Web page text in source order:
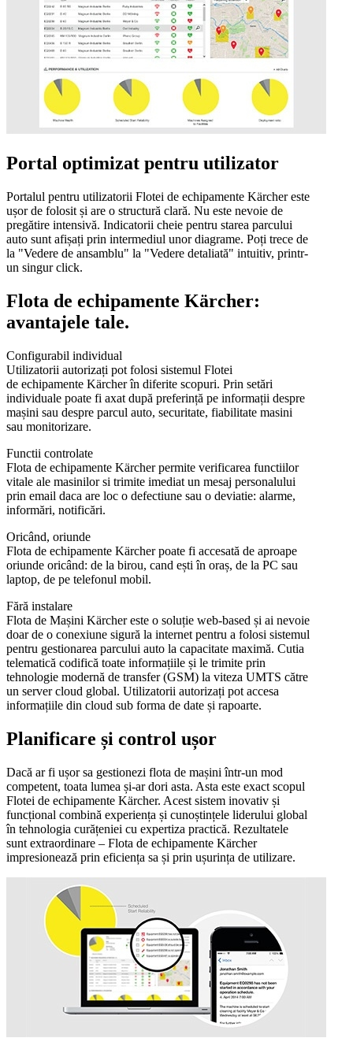
Portal optimizat pentru utilizator
Portalul pentru utilizatorii Flotei de echipamente Kärcher este
ușor de folosit și are o structură clară. Nu este nevoie de
pregătire intensivă. Indicatorii cheie pentru starea parcului
auto sunt afișați prin intermediul unor diagrame. Poți trece de
la "Vedere de ansamblu" la "Vedere detaliată" intuitiv, printr-
un singur click.
Flota de echipamente Kärcher:
avantajele tale.
Configurabil individual
Utilizatorii autorizați pot folosi sistemul Flotei
de echipamente Kärcher în diferite scopuri. Prin setări
individuale poate fi axat după preferință pe informații despre
mașini sau despre parcul auto, securitate, fiabilitate masini
sau monitorizare.
Functii controlate
Flota de echipamente Kärcher permite verificarea functiilor
vitale ale masinilor si trimite imediat un mesaj personalului
prin email daca are loc o defectiune sau o deviatie: alarme,
informări, notificări.
Oricând, oriunde
Flota de echipamente Kärcher poate fi accesată de aproape
oriunde oricând: de la birou, cand ești în oraș, de la PC sau
laptop, de pe telefonul mobil.
Fără instalare
Flota de Mașini Kärcher este o soluție web-based și ai nevoie
doar de o conexiune sigură la internet pentru a folosi sistemul
pentru gestionarea parcului auto la capacitate maximă. Cutia
telematică codifică toate informațiile și le trimite prin
tehnologie modernă de transfer (GSM) la viteza UMTS către
un server cloud global. Utilizatorii autorizați pot accesa
informațiile din cloud sub forma de date și rapoarte.
Planificare și control ușor
Dacă ar fi ușor sa gestionezi flota de mașini într-un mod
competent, toata lumea și-ar dori asta. Asta este exact scopul
Flotei de echipamente Kärcher. Acest sistem inovativ și
funcțional combină experiența și cunoștințele liderului global
în tehnologia curățeniei cu expertiza practică. Rezultatele
sunt extraordinare – Flota de echipamente Kärcher
impresionează prin eficiența sa și prin ușurința de utilizare.